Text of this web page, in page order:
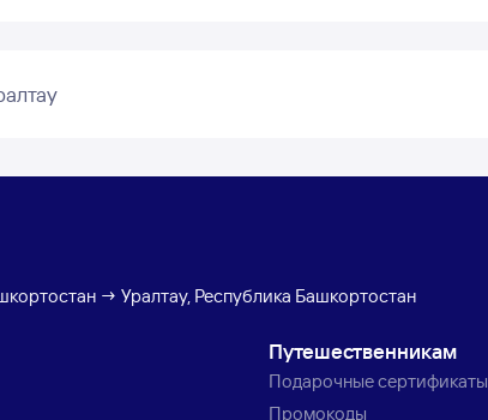
→ Уралтау, Республика Башкортостан
Путешественникам
Подарочные сертификаты
Промокоды